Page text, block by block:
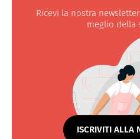
Ricevi la nostra
meglio della
ISCRIVITI ALLA